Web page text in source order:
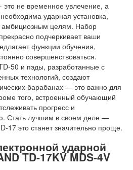
это не временное увлечение, а
ударная установка,
целям. Набор
подчеркивает ваши
функции обучения,
совершенствоваться.
50 и пэды, разработанные с
технологий, создают
барабанах — это важно для
того, встроенный обучающий
прогресс и
Стать лучшим в своем деле —
17 это станет значительно проще.
ударной
TD-17KV MDS-4V